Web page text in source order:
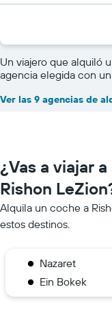
Un viajero que alquiló
agencia elegida con
Ver las 9 agencias de
¿Vas a viajar
Rishon
Alquila un coche a
estos destinos.
Nazaret
Ein Bokek